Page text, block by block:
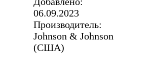
06.09.2023
Производитель:
Johnson & Johnson
(США)